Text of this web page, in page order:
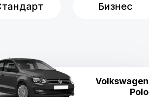
Бизнес
Volkswagen
Polo